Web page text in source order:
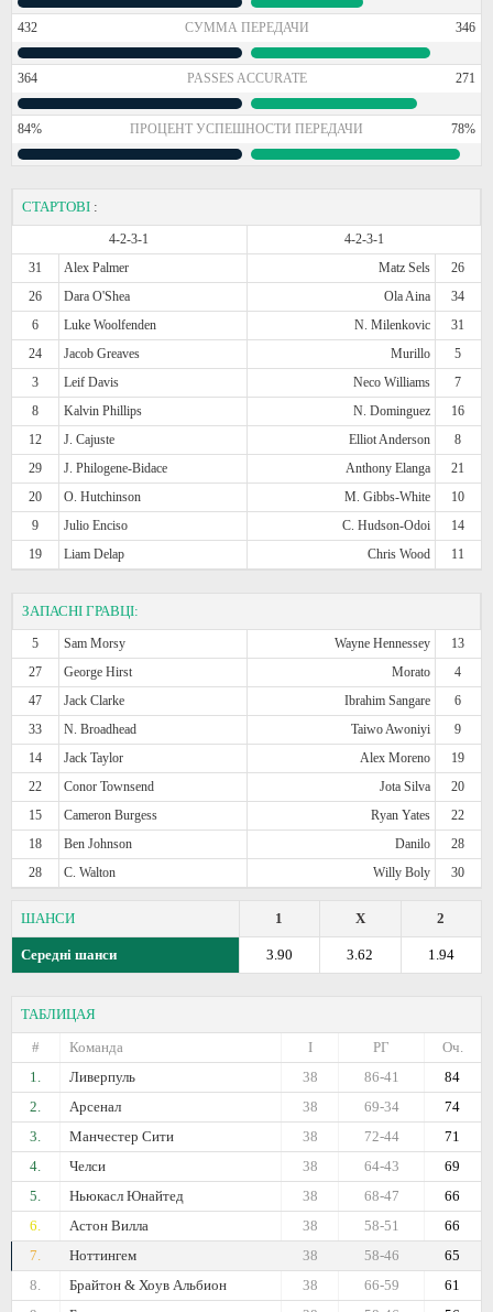
432 СУММА ПЕРЕДАЧИ 346
364 PASSES ACCURATE 271
84% ПРОЦЕНТ УСПЕШНОСТИ ПЕРЕДАЧИ 78%
СТАРТОВІ :
4-2-3-1
4-2-3-1
31
Alex Palmer Matz Sels
26
26
Dara O'Shea Ola Aina
34
6
Luke Woolfenden N. Milenkovic
31
24
Jacob Greaves Murillo
5
3
Leif Davis Neco Williams
7
8
Kalvin Phillips N. Dominguez
16
12
J. Cajuste Elliot Anderson
8
29
J. Philogene-Bidace Anthony Elanga
21
20
O. Hutchinson M. Gibbs-White
10
9
Julio Enciso C. Hudson-Odoi
14
19
Liam Delap Chris Wood 11
ЗАПАСНІ ГРАВЦІ:
5 Sam Morsy Wayne Hennessey
13
27
George Hirst Morato
4
47
Jack Clarke Ibrahim Sangare
6
33
N. Broadhead Taiwo Awoniyi
9
14
Jack Taylor Alex Moreno
19
22
Conor Townsend Jota Silva
20
15
Cameron Burgess Ryan Yates
22
18
Ben Johnson Danilo
28
28
C. Walton Willy Boly 30
ШАНСИ 2
X
1
Середні шанси 1.94
3.62
3.90
ТАБЛИЦАЯ
#
Команда Оч.
РГ
I
1.
Ливерпуль 84
86-41
38
2.
Арсенал 74
69-34
38
3.
Манчестер Сити 71
72-44
38
4.
Челси 69
64-43
38
5.
Ньюкасл Юнайтед 66
68-47
38
6.
Астон Вилла 66
58-51
38
7.
Ноттингем 65
58-46
38
8.
Брайтон & Хоув Альбион 61
66-59
38